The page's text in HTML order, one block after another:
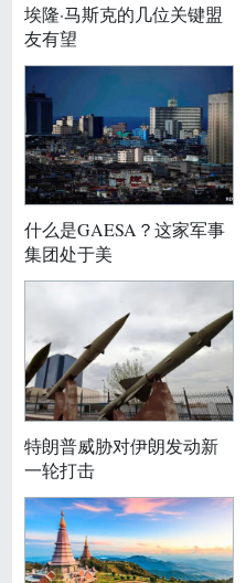
埃隆·马斯克的几位关键盟
友有望
什么是GAESA？这家军事
集团处于美
特朗普威胁对伊朗发动新
一轮打击